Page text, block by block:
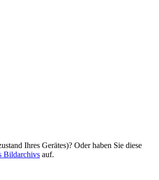
Ihres Gerätes)? Oder haben Sie diese
Bildarchivs auf.